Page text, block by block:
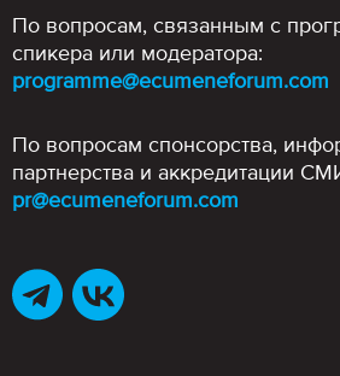
По вопросам, связанным с
спикера или модератора:
programme@ecumeneforum.com
По вопросам спонсорства,
партнерства и аккредитации
pr@ecumeneforum.com